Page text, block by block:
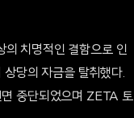
치명적인 결함으로 인
당의 자금을 탈취했다.
면 중단되었으며 ZETA 토